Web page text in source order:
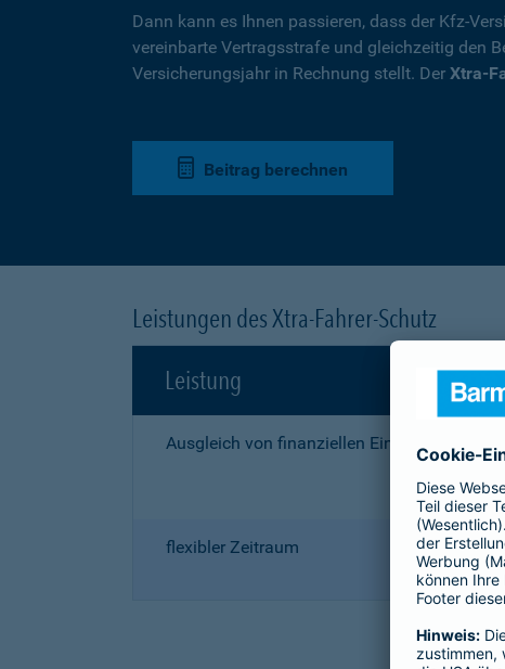
Dann kann es Ihnen passieren, dass der Kfz-
vereinbarte Vertragsstrafe und gleichzeitig den
Versicherungsjahr in Rechnung stellt. Der Xtra-
Beitrag berechnen
Leistungen des Xtra-Fahrer-Schutz
Leistung
Ausgleich von finanziellen Einbußen
flexibler Zeitraum